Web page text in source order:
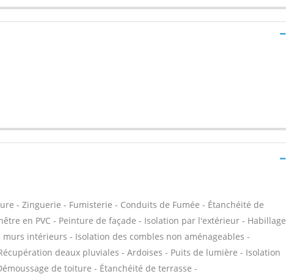
- Zinguerie - Fumisterie - Conduits de Fumée - Étanchéité de
en PVC - Peinture de façade - Isolation par l'extérieur - Habillage
intérieurs - Isolation des combles non aménageables -
deaux pluviales - Ardoises - Puits de lumière - Isolation
de toiture - Étanchéité de terrasse -